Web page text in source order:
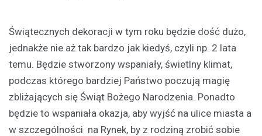
Świątecznych dekoracji w tym roku będzie dość dużo,
jednakże nie aż tak bardzo jak kiedyś, czyli np. 2 lata
temu. Będzie stworzony wspaniały, świetlny klimat,
podczas którego bardziej Państwo poczują magię
zbliżających się Świąt Bożego Narodzenia. Ponadto
będzie to wspaniała okazja, aby wyjść na ulice miasta a
w szczególności na Rynek, by z rodziną zrobić sobie